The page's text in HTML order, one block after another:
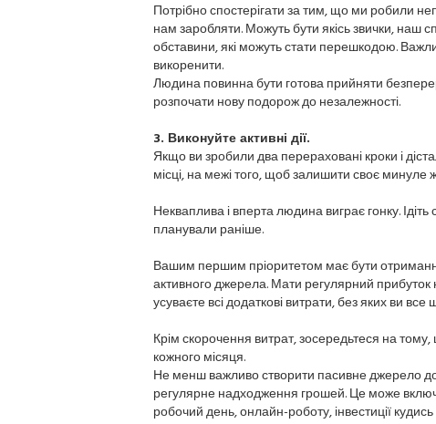
Потрібно спостерігати за тим, що ми робили
нам заробляти. Можуть бути якісь звички, наш
обставини, які можуть стати перешкодою.
викоренити.
Людина повинна бути готова прийняти
розпочати нову подорож до незалежності.
3. Виконуйте активні дії.
Якщо ви зробили два перераховані кроки і
місці, на межі того, щоб залишити своє минуле
Некваплива і вперта людина виграє гонку.
планували раніше.
Вашим першим пріоритетом має бути
активного джерела. Мати регулярний
усуваєте всі додаткові витрати, без яких ви
Крім скорочення витрат, зосередьтеся на
кожного місяця.
Не менш важливо створити пасивне джерело
регулярне надходження грошей. Це може
робочий день, онлайн-роботу, інвестиції